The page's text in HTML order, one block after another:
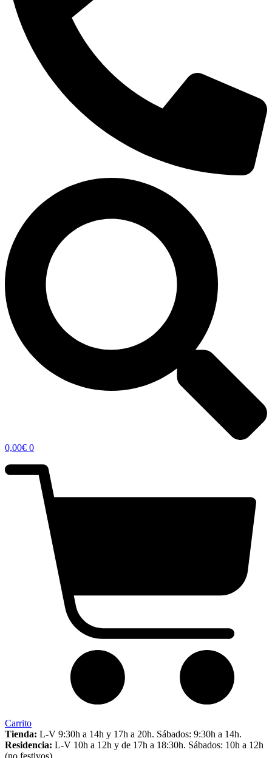
0,00€ 0
Carrito
Tienda: L-V 9:30h a 14h y 17h a 20h. Sábados: 9:30h a 14h.
Residencia: L-V 10h a 12h y de 17h a 18:30h. Sábados: 10h a 12h
(no festivos).